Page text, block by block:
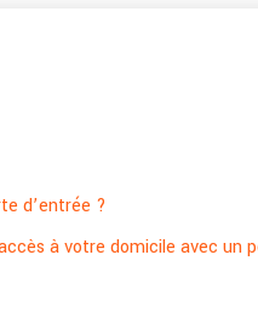
d’entrée ?
à votre domicile avec un